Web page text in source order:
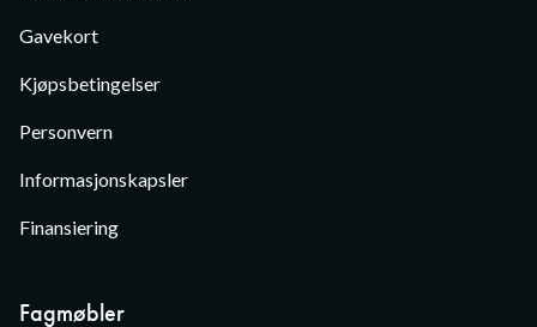
Gavekort
Kjøpsbetingelser
Personvern
Informasjonskapsler
Finansiering
Fagmøbler